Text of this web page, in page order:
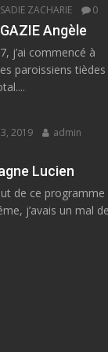
ZACHARIE
0
Angèle
j’ai commencé à
paroissiens tièdes
2019
admin
Lucien
de ce programme
j’avais un mal de